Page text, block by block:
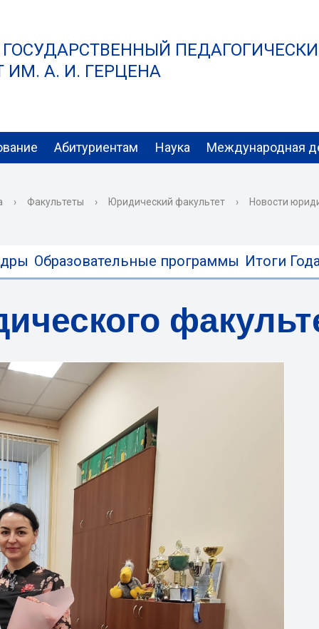
ИМ. А. И. ГЕРЦЕНА
Абитуриентам Наука Международная
› Факультеты › Юридический факультет › Новости
Образовательные программы Итоги